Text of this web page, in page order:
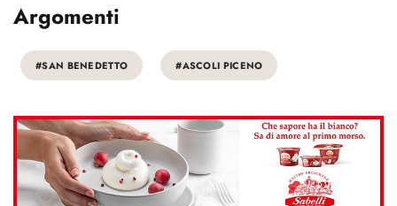
Argomenti
#SAN BENEDETTO #ASCOLI PICENO